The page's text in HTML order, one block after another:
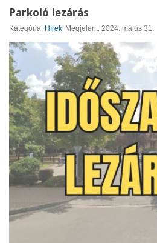
Parkoló lezárás
Kategória: Hírek Megjelent: 2024. május 31.